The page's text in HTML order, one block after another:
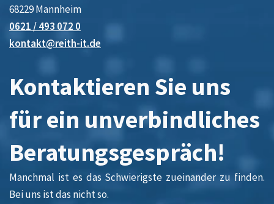
68229 Mannheim
0621 / 493 072 0
kontakt@reith-it.de
Kontaktieren Sie uns
für ein unverbindliches
Beratungsgespräch!
Manchmal ist es das Schwierigste zueinander zu finden.
Bei uns ist das nicht so.